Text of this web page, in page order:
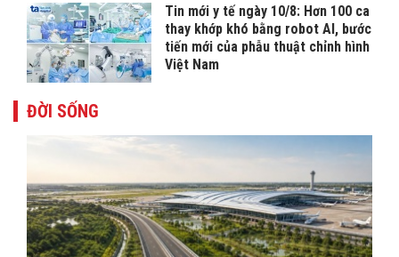
Tin mới y tế ngày 10/8: Hơn 100 ca
thay khớp khó bằng robot AI, bước
tiến mới của phẫu thuật chỉnh hình
Việt Nam
ĐỜI SỐNG